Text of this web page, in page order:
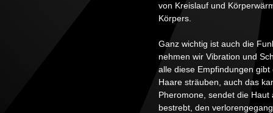
von Kreislauf und
Körpers.
Ganz wichtig ist auch die
nehmen wir Vibration und
alle diese Empfindungen
Haare sträuben, auch das
Pheromone, sendet die
bestrebt, den